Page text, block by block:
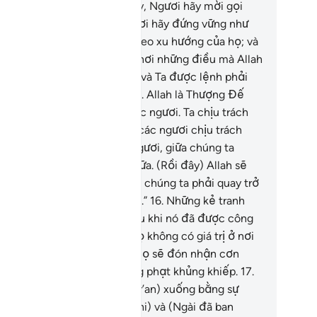
Vì vậy, Ngươi hãy mời gọi
loại đến với Islam); Ngươi hãy đứng vững như
được lệnh; Ngươi chớ đi theo xu hướng của họ; và
hãy nói (với họ): “Ta tin nơi những điều mà Allah
ban xuống trong Kinh Sách và Ta được lệnh phải
thi công lý giữa các ngươi. Allah là Thượng Đế
Ta và là Thượng Đế của các ngươi. Ta chịu trách
cho việc làm của Ta và các ngươi chịu trách
cho việc làm của các ngươi, giữa chúng ta
còn gì phải tranh luận nữa. (Rồi đây) Allah sẽ
tập tất cả chúng ta lại và chúng ta phải quay trở
với Ngài (để chịu sự xét xử).” 16. Những kẻ tranh
về (tôn giáo của) Allah sau khi nó đã được công
thì việc tranh luận của họ không có giá trị ở nơi
Đế của họ. (Rồi đây) họ sẽ đón nhận cơn
nộ (của Allah) và sự trừng phạt khủng khiếp. 17.
là Đấng đã ban Kinh (Qur’an) xuống bằng sự
(không có gì phải hoài nghi) và (Ngài đã ban